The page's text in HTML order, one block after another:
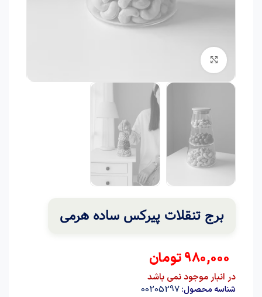
برای بزرگنمایی کلیک کنید
برج تنقلات پیرکس ساده هرمی
980,000تومان
در انبار موجود نمی باشد
شناسه محصول:00205297